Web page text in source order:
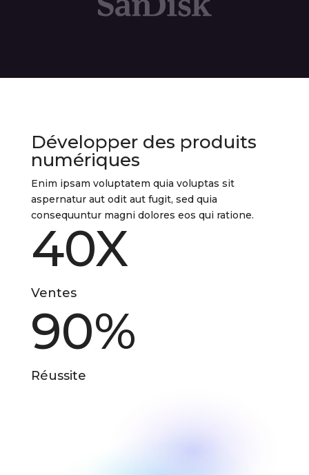
Développer des produits
numériques
Enim ipsam voluptatem quia voluptas sit
aspernatur aut odit aut fugit, sed quia
consequuntur magni dolores eos qui ratione.
40X
Ventes
90%
Réussite